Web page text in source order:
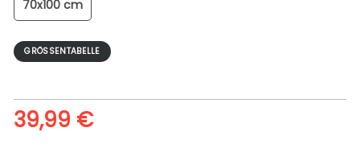
70x100 cm
GRÖSSENTABELLE
39,99 €